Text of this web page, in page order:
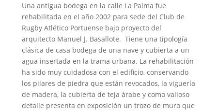
Una antigua bodega en la calle La Palma fue
rehabilitada en el año 2002 para sede del Club de
Rugby Atlético Portuense bajo proyecto del
arquitecto Manuel J. Basallote. Tiene una tipología
clásica de casa bodega de una nave y cubierta a un
agua insertada en la trama urbana. La rehabilitación
ha sido muy cuidadosa con el edificio, conservando
los pilares de piedra que están revocados, la viguería
de madera, la cubierta de teja árabe y como valioso
detalle presenta en exposición un trozo de muro que